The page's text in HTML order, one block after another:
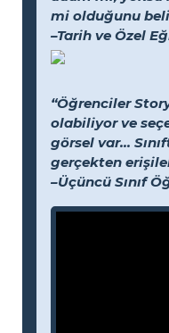
mi olduğunu
–Tarih ve Özel
“Öğrenciler
olabiliyor ve
görsel var...
gerçekten
–Üçüncü Sınıf